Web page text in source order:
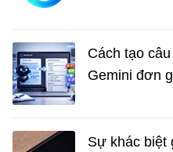
Cách tạo
Gemini đơn
Sự khác biệt